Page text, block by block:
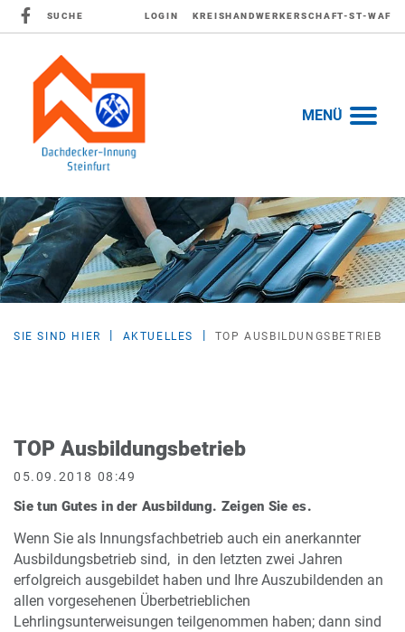
SUCHE LOGIN KREISHANDWERKERSCHAFT-ST-WAF
MENÜ
SIE SIND HIER AKTUELLES TOP AUSBILDUNGSBETRIEB
TOP Ausbildungsbetrieb
05.09.2018 08:49
Sie tun Gutes in der Ausbildung. Zeigen Sie es.
Wenn Sie als Innungsfachbetrieb auch ein anerkannter
Ausbildungsbetrieb sind, in den letzten zwei Jahren
erfolgreich ausgebildet haben und Ihre Auszubildenden an
allen vorgesehenen Überbetrieblichen
Lehrlingsunterweisungen teilgenommen haben; dann sind